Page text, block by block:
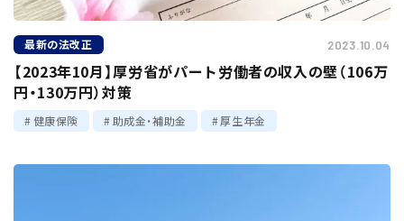
最新の法改正 2023.10.04
【2023年10月】厚労省がパート労働者の収入の壁（106万
円・130万円）対策
健康保険 助成金・補助金 厚生年金